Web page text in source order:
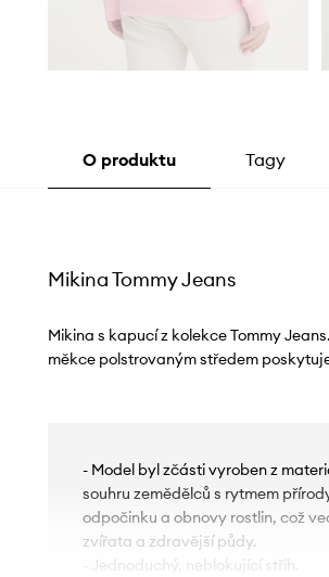
O produktu Tagy
Mikina Tommy Jeans
Mikina s kapucí z kolekce Tommy
měkce polstrovaným středem
- Model byl zčásti vyroben z
souhru zemědělců s rytmem
odpočinku a obnovy rostlin, což
zvířata a zdravější půdy.
- Jednoduchý, neblokující střih.